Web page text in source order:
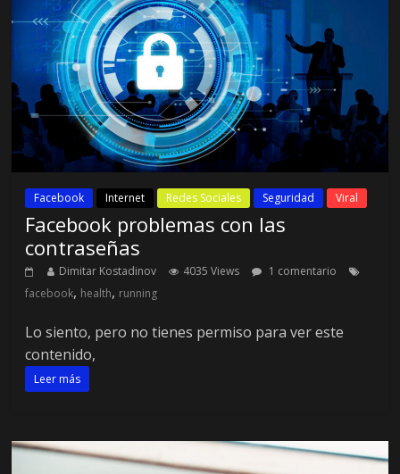
Facebook Internet Redes Sociales Seguridad Viral
Facebook problemas con las
contraseñas
Dimitar Kostadinov 4035 Views
1 comentario
facebook, health, running
Lo siento, pero no tienes permiso para ver este
contenido,
Leer más